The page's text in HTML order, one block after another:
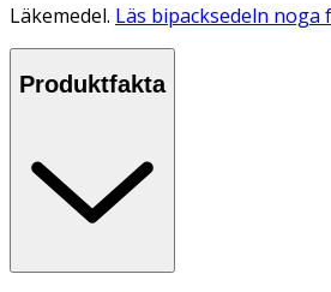
Läkemedel. Läs bipacksedeln
Produktfakta